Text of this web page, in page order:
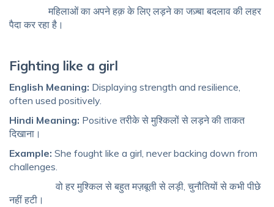
महिलाओं का अपने हक़ के लिए लड़ने का जज़्बा बदलाव की लहर
पैदा कर रहा है।
Fighting like a girl
English Meaning: Displaying strength and resilience,
often used positively.
Hindi Meaning: Positive तरीके से मुश्किलों से लड़ने की ताकत
दिखाना।
Example: She fought like a girl, never backing down from
challenges.
वो हर मुश्किल से बहुत मज़बूती से लड़ी, चुनौतियों से कभी पीछे
नहीं हटी।